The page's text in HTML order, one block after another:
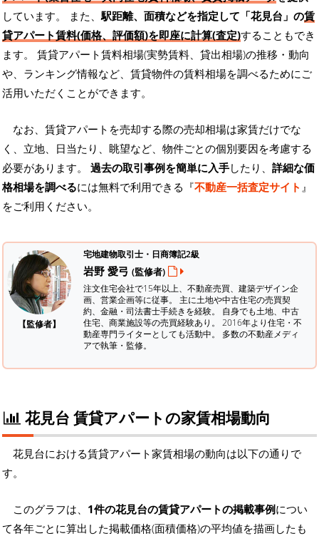
しています。 また、駅距離、面積などを指定して「花見台」の賃
貸アパート賃料(価格、評価額)を即座に計算(査定)することもでき
ます。 賃貸アパート賃料相場(実勢賃料、貸出相場)の推移・動向
や、ランキング情報など、賃貸物件の賃料相場を調べるためにご
活用いただくことができます。
なお、賃貸アパートを売却する際の売却相場は家賃だけでな
く、立地、日当たり、眺望など、物件ごとの個別要因を考慮する
必要があります。 過去の取引事例を簡単に入手したり、 詳細な価
格相場を調べるには無料で利用できる『不動産一括査定サイト 』
をご利用ください。
【監修者】
宅地建物取引士・日商簿記2級
岩野 愛弓 (監修者)
注文住宅会社で15年以上、不動産売買、建築デザイン企
画、営業企画等に従事。 主に土地や中古住宅の売買契
約、金融・司法書士手続きを経験。 自身でも土地、中古
住宅、商業施設等の売買経験あり。 2016年より住宅・不
動産専門ライターとしても活動中。 多数の不動産メディ
アで執筆・監修。
花見台 賃貸アパートの家賃相場動向
花見台における賃貸アパート家賃相場の動向は以下の通りで
す。
このグラフは、 1件の花見台の賃貸アパートの掲載事例につい
て各年ごとに算出した掲載価格(面積価格)の平均値を描画したも